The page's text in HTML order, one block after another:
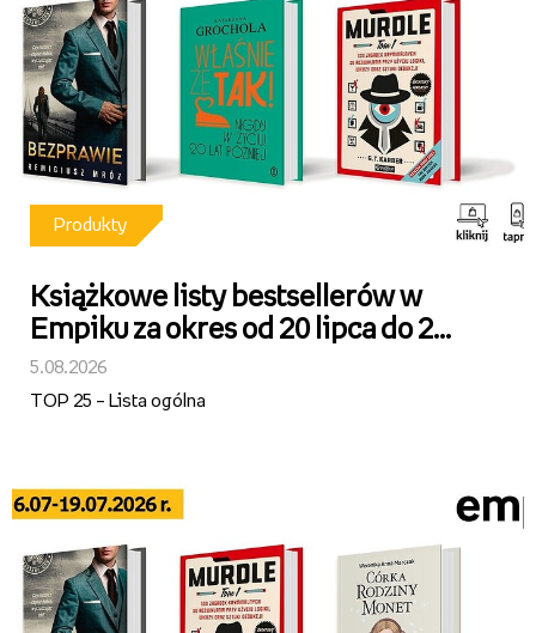
Produkty
Książkowe listy bestsellerów w
Empiku za okres od 20 lipca do 2
sierpnia 2026 r.
5.08.2026
TOP 25 – Lista ogólna